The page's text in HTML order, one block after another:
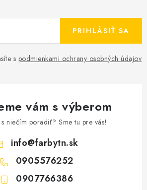
s podmienkami ochrany osobných údajov
PRIHLÁSIŤ SA
vám s výberom
niečím poradiť? Sme tu pre vás!
info@farbytn.sk
0905576252
0907766386